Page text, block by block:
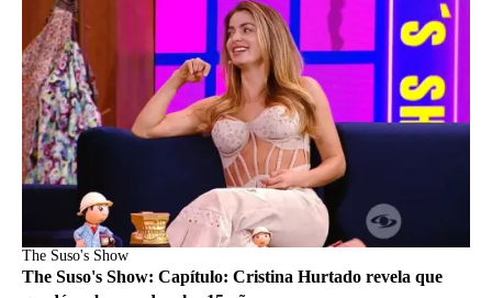
The Suso's Show
The Suso's Show: Capítulo: Cristina Hurtado revela que